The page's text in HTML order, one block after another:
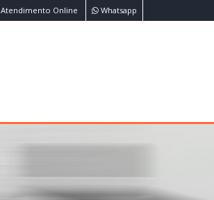
Atendimento Online Whatsapp